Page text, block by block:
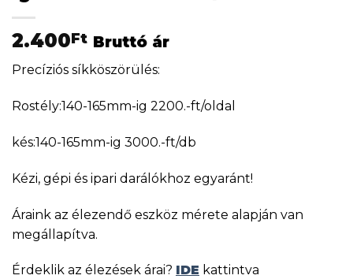
2.400Ft Bruttó ár
Precíziós síkköszörülés:
Rostély:140-165mm-ig 2200.-ft/oldal
kés:140-165mm-ig 3000.-ft/db
Kézi, gépi és ipari darálókhoz egyaránt!
Áraink az élezendő eszköz mérete alapján van
megállapítva.
Érdeklik az élezések árai? IDE kattintva